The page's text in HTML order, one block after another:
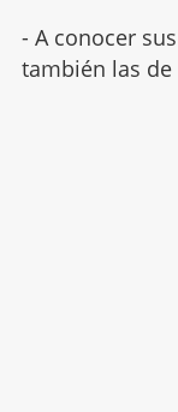
- A conocer
también las de